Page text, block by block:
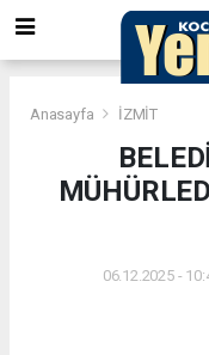
Anasayfa İZMİT
06.12.2025 -